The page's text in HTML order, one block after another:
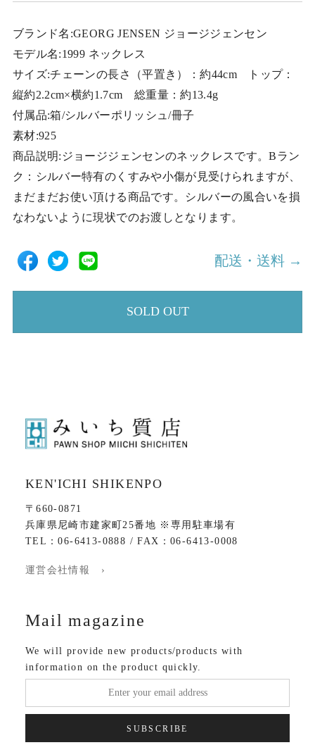
ブランド名:GEORG JENSEN ジョージジェンセン
モデル名:1999 ネックレス
サイズ:チェーンの長さ（平置き）：約44cm トップ：
縦約2.2cm×横約1.7cm 総重量：約13.4g
付属品:箱/シルバーポリッシュ/冊子
素材:925
商品説明:ジョージジェンセンのネックレスです。Bラン
ク：シルバー特有のくすみや小傷が見受けられますが、
まだまだお使い頂ける商品です。シルバーの風合いを損
なわないように現状でのお渡しとなります。
配送・送料 →
SOLD OUT
KEN'ICHI SHIKENPO
〒660-0871
兵庫県尼崎市建家町25番地 ※専用駐車場有
TEL：06-6413-0888 / FAX：06-6413-0008
運営会社情報 ›
Mail magazine
We will provide new products/products with
information on the product quickly.
SUBSCRIBE